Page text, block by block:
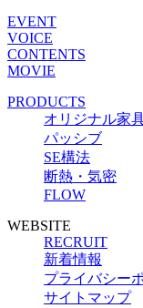
EVENT
VOICE
CONTENTS
MOVIE
PRODUCTS
オリジナル家
パッシブ
SE構法
断熱・気密
FLOW
WEBSITE
RECRUIT
新着情報
プライバシー
サイトマップ